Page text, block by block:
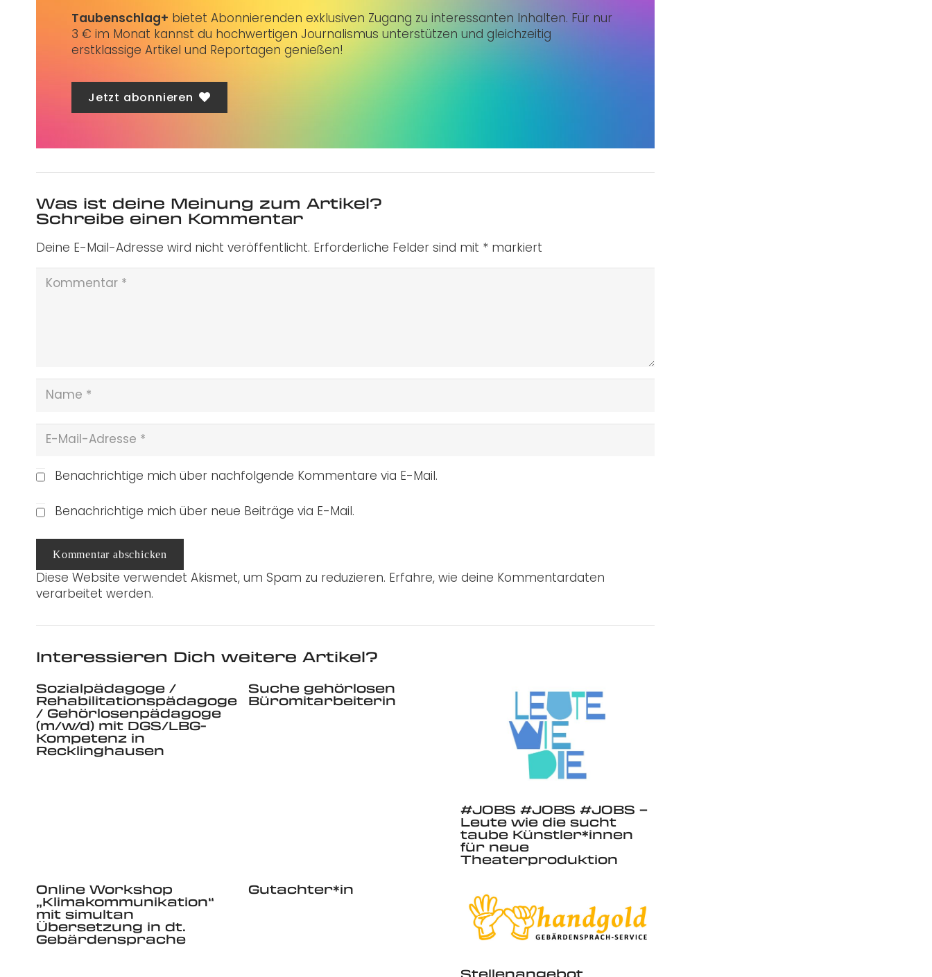
Taubenschlag+ bietet Abonnierenden exklusiven Zugang zu interessanten Inhalten. Für nur
3 € im Monat kannst du hochwertigen Journalismus unterstützen und gleichzeitig
erstklassige Artikel und Reportagen genießen!
Jetzt abonnieren
Was ist deine Meinung zum Artikel?
Schreibe einen Kommentar
Deine E-Mail-Adresse wird nicht veröffentlicht. Erforderliche Felder sind mit * markiert
Benachrichtige mich über nachfolgende Kommentare via E-Mail.
Benachrichtige mich über neue Beiträge via E-Mail.
Kommentar abschicken
Diese Website verwendet Akismet, um Spam zu reduzieren. Erfahre, wie deine Kommentardaten
verarbeitet werden.
Interessieren Dich weitere Artikel?
Sozialpädagoge /
Rehabilitationspädagoge
/ Gehörlosenpädagoge
(m/w/d) mit DGS/LBG-
Kompetenz in
Recklinghausen
Suche gehörlosen
Büromitarbeiterin
#JOBS #JOBS #JOBS –
Leute wie die sucht
taube Künstler*innen
für neue
Theaterproduktion
Online Workshop
„Klimakommunikation“
mit simultan
Übersetzung in dt.
Gebärdensprache
Gutachter*in
Stellenangebot